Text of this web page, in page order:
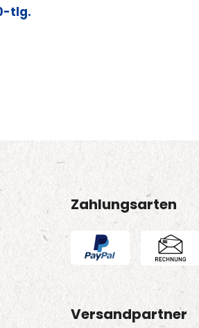
tlg.
Zahlungsarten
Versandpartner